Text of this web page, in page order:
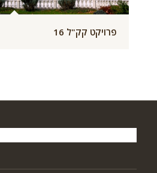
פרויקט קק"ל 16